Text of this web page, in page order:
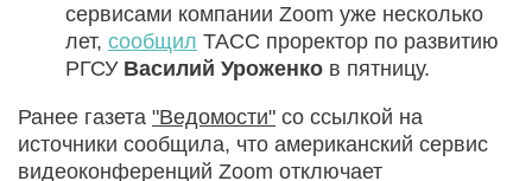
сервисами компании Zoom уже несколько
лет, сообщил ТАСС проректор по развитию
РГСУ Василий Уроженко в пятницу.
Ранее газета "Ведомости" со ссылкой на
источники сообщила, что американский сервис
видеоконференций Zoom отключает